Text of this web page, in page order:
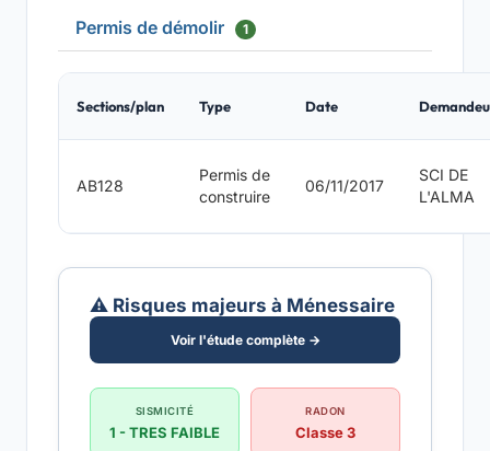
Permis de démolir 1
Sections/plan Type Date
AB128
Permis de
construire
06/11/2017
SCI DE
L'ALMA
⚠️ Risques majeurs à Ménessaire
Voir l'étude complète →
SISMICITÉ
1 - TRES FAIBLE
RADON
Classe 3